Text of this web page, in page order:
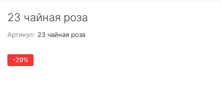
23 чайная роза
Артикул: 23 чайная роза
-29%